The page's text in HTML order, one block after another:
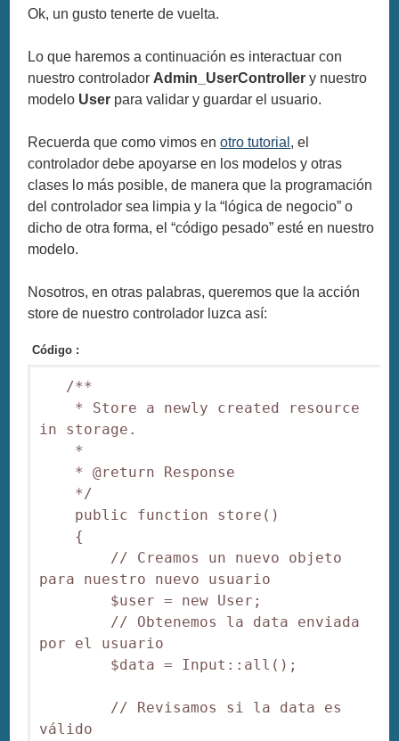
Ok, un gusto tenerte de vuelta.
Lo que haremos a continuación es interactuar con
nuestro controlador Admin_UserController y nuestro
modelo User para validar y guardar el usuario.
Recuerda que como vimos enotro tutorial , el
controlador debe apoyarse en los modelos y otras
clases lo más posible, de manera que la programación
del controlador sea limpia y la “lógica de negocio” o
dicho de otra forma, el “código pesado” esté en nuestro
modelo.
Nosotros, en otras palabras, queremos que la acción
store de nuestro controlador luzca así:
Código :
/**
* Store a newly created resource
in storage.
*
* @return Response
*/
public function store()
{
// Creamos un nuevo objeto
para nuestro nuevo usuario
$user = new User;
// Obtenemos la data enviada
por el usuario
$data = Input::all();
// Revisamos si la data es
válido